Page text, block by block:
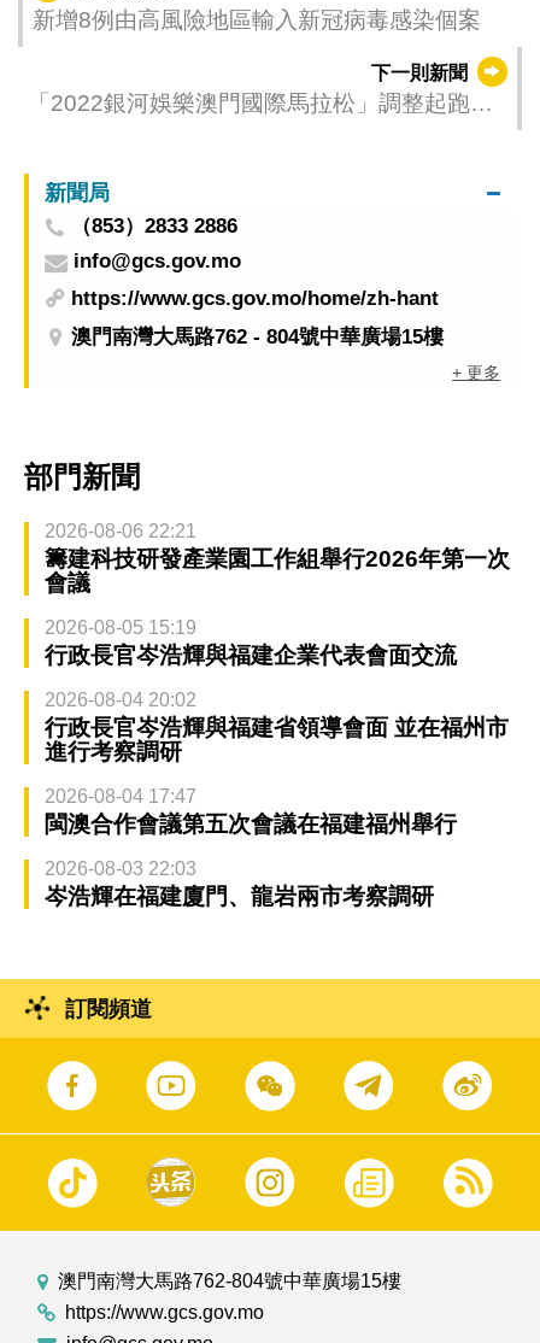
新增8例由高風險地區輸入新冠病毒感染個案
下一則新聞
「2022銀河娛樂澳門國際馬拉松」調整起跑安
新聞局
（853）2833 2886
info@gcs.gov.mo
https://www.gcs.gov.mo/home/zh-hant
澳門南灣大馬路762 - 804號中華廣場15樓
+ 更多
部門新聞
2026-08-06 22:21
籌建科技研發產業園工作組舉行2026年第一次
會議
2026-08-05 15:19
行政長官岑浩輝與福建企業代表會面交流
2026-08-04 20:02
行政長官岑浩輝與福建省領導會面 並在福州市
進行考察調研
2026-08-04 17:47
閩澳合作會議第五次會議在福建福州舉行
2026-08-03 22:03
岑浩輝在福建廈門、龍岩兩市考察調研
訂閱頻道
澳門南灣大馬路762-804號中華廣場15樓
https://www.gcs.gov.mo